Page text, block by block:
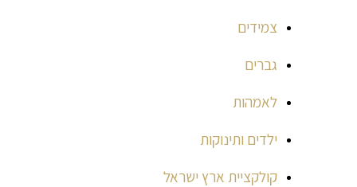
צמידים
גברים
לאמהות
ילדים ותינוקות
קולקציית ארץ ישראל